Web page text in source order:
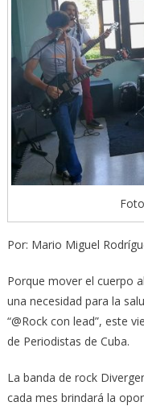
Por: Mario Miguel
Porque mover el cuerpo
una necesidad para la
“@Rock con lead”, este
de Periodistas de Cuba.
La banda de rock
cada mes brindará la